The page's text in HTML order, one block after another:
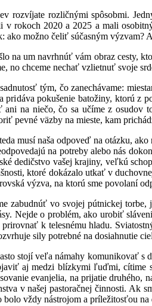
rozvíjate rozličnými spôsobmi.
v rokoch 2020 a 2025 a mali
ako možno čeliť súčasným
na um navrhnúť vám obraz cesty,
no chceme nechať vzlietnuť svoje
tým, čo zanechávame:
pridáva pokušenie batožiny, ktorú z
ani na niečo, čo sa učíme z
pevné väzby na mieste, kam
musí naša odpoveď na otázku,
na potreby alebo nás
dedičstvo vašej krajiny, veľkú
ktoré dokázalo utkať v
výzva, na ktorú sme povolaní
zabudnúť vo svojej pútnickej
Nejde o problém, ako urobiť
k telesnému hladu.
sily potrebné na dosiahnutie
stojí veľa námahy komunikovať
aj medzi blízkymi ľuďmi,
evanjelia, na prijatie
v našej pastoračnej činnosti. Ak
bolo vždy nástrojom a príležitosťou